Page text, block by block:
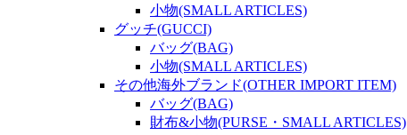
小物(SMALL ARTICLES)
グッチ(GUCCI)
バッグ(BAG)
小物(SMALL ARTICLES)
その他海外ブランド(OTHER IMPORT ITEM)
バッグ(BAG)
財布&小物(PURSE・SMALL ARTICLES)